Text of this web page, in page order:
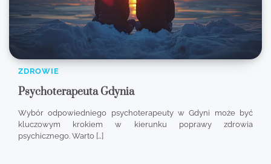
ZDROWIE
Psychoterapeuta Gdynia
Wybór odpowiedniego psychoterapeuty w Gdyni może być
kluczowym krokiem w kierunku poprawy zdrowia
psychicznego. Warto […]